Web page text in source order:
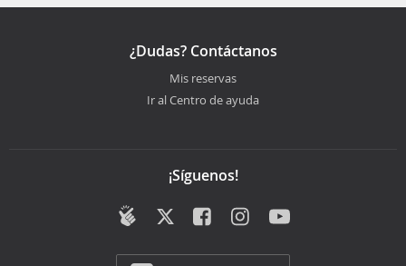
¿Dudas? Contáctanos
Mis reservas
Ir al Centro de ayuda
¡Síguenos!